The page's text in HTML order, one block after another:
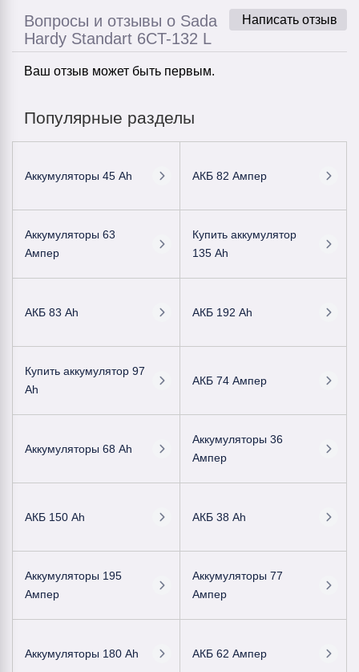
Написать отзыв
Вопросы и отзывы о Sada
Hardy Standart 6CT-132 L
Ваш отзыв может быть первым.
Популярные разделы
Аккумуляторы 45 Ah АКБ 82 Ампер
Аккумуляторы 63
Ампер
Купить аккумулятор
135 Ah
АКБ 83 Ah АКБ 192 Ah
Купить аккумулятор 97
Ah
АКБ 74 Ампер
Аккумуляторы 68 Ah
Аккумуляторы 36
Ампер
АКБ 150 Ah АКБ 38 Ah
Аккумуляторы 195
Ампер
Аккумуляторы 77
Ампер
Аккумуляторы 180 Ah АКБ 62 Ампер